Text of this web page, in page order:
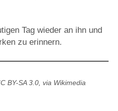
Tag wieder an ihn und
zu erinnern.
BY-SA 3.0, via Wikimedia